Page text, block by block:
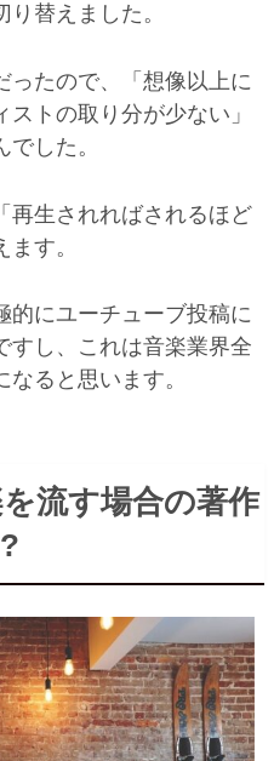
替えました。
ったので、「想像以上に
トの取り分が少ない」
した。
再生されればされるほど
す。
的にユーチューブ投稿に
すし、これは音楽業界全
ると思います。
流す場合の著作
?